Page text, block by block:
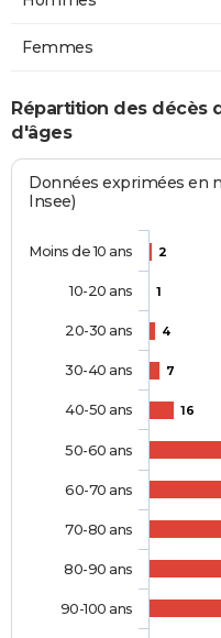
Femmes
Répartition des décès
d'âges
Données exprimées en
Insee)
2
1
4
7
16
Moins de 10 ans
10-20 ans
20-30 ans
30-40 ans
40-50 ans
50-60 ans
60-70 ans
70-80 ans
80-90 ans
90-100 ans